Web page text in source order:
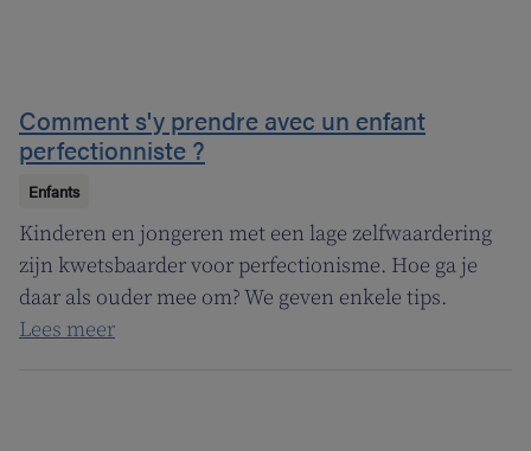
Comment s'y prendre avec un enfant
perfectionniste ?
Enfants
Kinderen en jongeren met een lage zelfwaardering
zijn kwetsbaarder voor perfectionisme. Hoe ga je
daar als ouder mee om? We geven enkele tips.
Lees meer